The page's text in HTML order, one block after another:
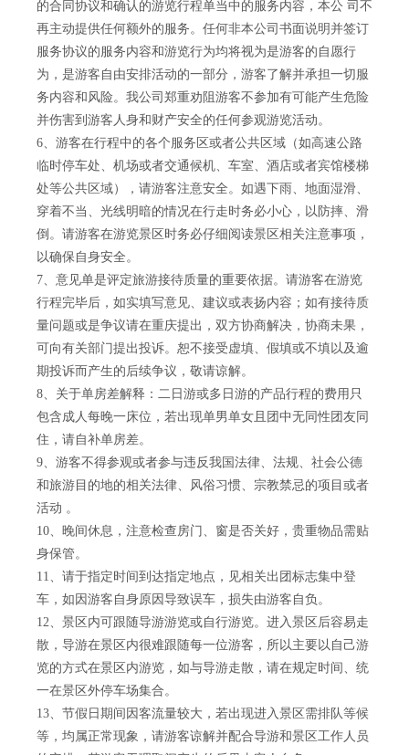
的合同协议和确认的游览行程单当中的服务内容，本公 司不
再主动提供任何额外的服务。任何非本公司书面说明并签订
服务协议的服务内容和游览行为均将视为是游客的自愿行
为，是游客自由安排活动的一部分，游客了解并承担一切服
务内容和风险。我公司郑重劝阻游客不参加有可能产生危险
并伤害到游客人身和财产安全的任何参观游览活动。
6、游客在行程中的各个服务区或者公共区域（如高速公路
临时停车处、机场或者交通候机、车室、酒店或者宾馆楼梯
处等公共区域），请游客注意安全。如遇下雨、地面湿滑、
穿着不当、光线明暗的情况在行走时务必小心，以防摔、滑
倒。请游客在游览景区时务必仔细阅读景区相关注意事项，
以确保自身安全。
7、意见单是评定旅游接待质量的重要依据。请游客在游览
行程完毕后，如实填写意见、建议或表扬内容；如有接待质
量问题或是争议请在重庆提出，双方协商解决，协商未果，
可向有关部门提出投诉。恕不接受虚填、假填或不填以及逾
期投诉而产生的后续争议，敬请谅解。
8、关于单房差解释：二日游或多日游的产品行程的费用只
包含成人每晚一床位，若出现单男单女且团中无同性团友同
住，请自补单房差。
9、游客不得参观或者参与违反我国法律、法规、社会公德
和旅游目的地的相关法律、风俗习惯、宗教禁忌的项目或者
活动 。
10、晚间休息，注意检查房门、窗是否关好，贵重物品需贴
身保管。
11、请于指定时间到达指定地点，见相关出团标志集中登
车，如因游客自身原因导致误车，损失由游客自负。
12、景区内可跟随导游游览或自行游览。进入景区后容易走
散，导游在景区内很难跟随每一位游客，所以主要以自己游
览的方式在景区内游览，如与导游走散，请在规定时间、统
一在景区外停车场集合。
13、节假日期间因客流量较大，若出现进入景区需排队等候
等，均属正常现象，请游客谅解并配合导游和景区工作人员